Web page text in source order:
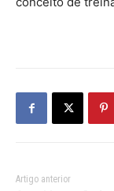
Artigo anterior